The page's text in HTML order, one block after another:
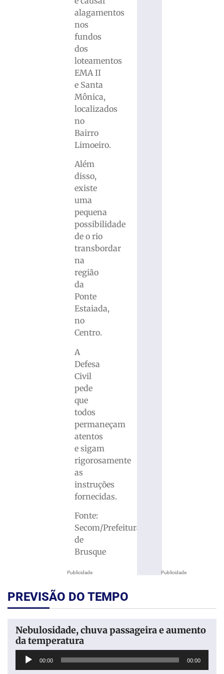
Publicidade
alagamentos
nos
fundos
dos
loteamentos
EMA II
e Santa
Mônica,
localizados
no
Bairro
Limoeiro.
Além
disso,
existe
uma
pequena
possibilidade
de o rio
transbordar
na
região
da
Ponte
Estaiada,
no
Centro.
A
Defesa
Civil
pede
que
todos
permaneçam
atentos
e sigam
rigorosamente
as
instruções
fornecidas.
Fonte:
Secom/Prefeitura
de
Brusque
Publicidade
PREVISÃO DO TEMPO
Nebulosidade, chuva passageira e aumento
da temperatura
Tocador
00:00 00:00